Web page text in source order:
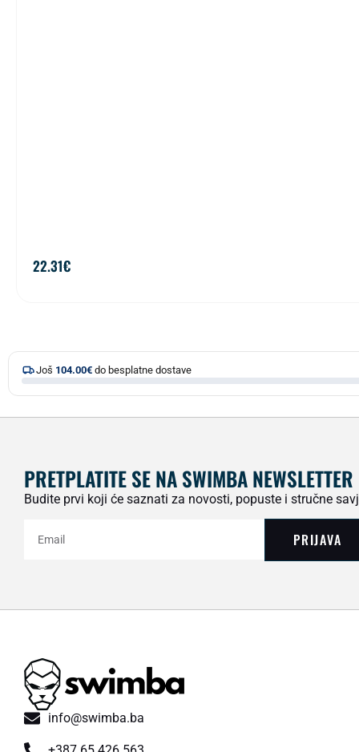
22.31€
Još 104.00€ do besplatne dostave
PRETPLATITE SE NA SWIMBA NEWSLETTER
Budite prvi koji će saznati za novosti, popuste i stručne
PRIJAVA
info@swimba.ba